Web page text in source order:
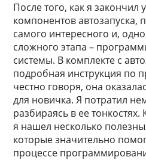
После того, как я закончил
компонентов автозапуска,
самого интересного и,
сложного этапа –
системы. В комплекте с
подробная инструкция по
честно говоря, она
для новичка. Я потратил
разбираясь в ее
я нашел несколько
которые значительно
процессе